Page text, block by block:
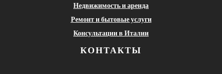
Недвижимость и аренда
Ремонт и бытовые услуги
Консультации в Италии
КОНТАКТЫ